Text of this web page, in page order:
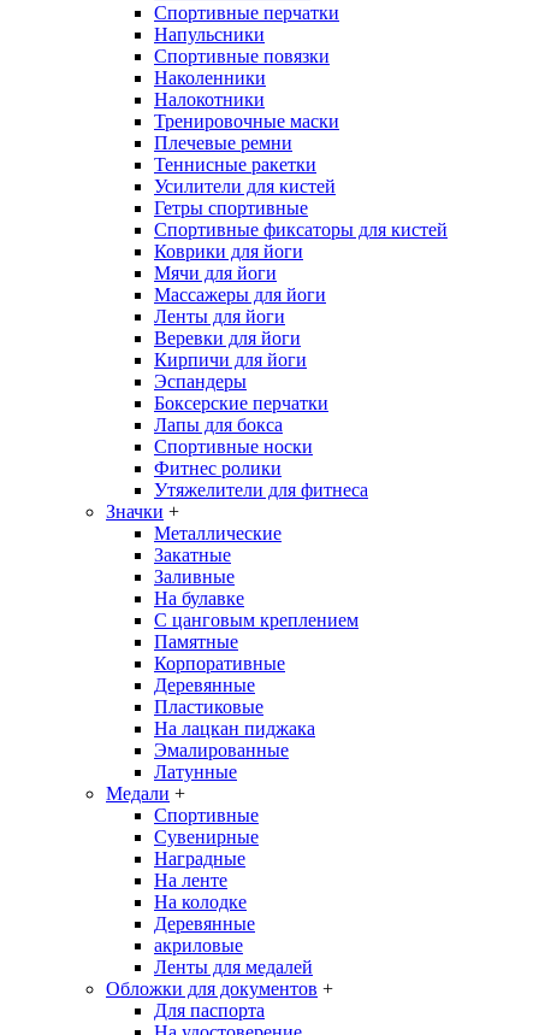
Спортивные перчатки
Напульсники
Спортивные повязки
Наколенники
Налокотники
Тренировочные маски
Плечевые ремни
Теннисные ракетки
Усилители для кистей
Гетры спортивные
Спортивные фиксаторы для кистей
Коврики для йоги
Мячи для йоги
Массажеры для йоги
Ленты для йоги
Веревки для йоги
Кирпичи для йоги
Эспандеры
Боксерские перчатки
Лапы для бокса
Спортивные носки
Фитнес ролики
Утяжелители для фитнеса
Значки +
Металлические
Закатные
Заливные
На булавке
С цанговым креплением
Памятные
Корпоративные
Деревянные
Пластиковые
На лацкан пиджака
Эмалированные
Латунные
Медали +
Спортивные
Сувенирные
Наградные
На ленте
На колодке
Деревянные
акриловые
Ленты для медалей
Обложки для документов +
Для паспорта